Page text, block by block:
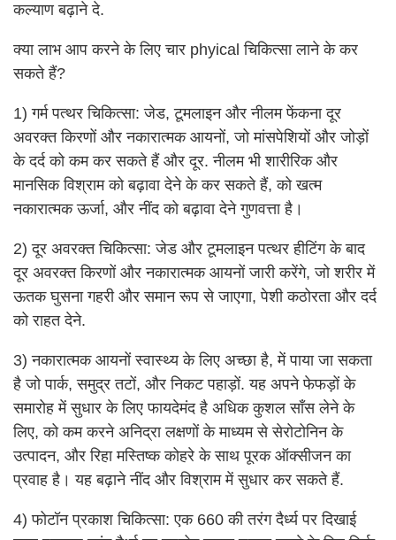
कल्याण बढ़ाने दे.
क्या लाभ आप करने के लिए चार phyical चिकित्सा लाने के कर
सकते हैं?
1) गर्म पत्थर चिकित्सा: जेड, टूमलाइन और नीलम फेंकना दूर
अवरक्त किरणों और नकारात्मक आयनों, जो मांसपेशियों और जोड़ों
के दर्द को कम कर सकते हैं और दूर. नीलम भी शारीरिक और
मानसिक विश्राम को बढ़ावा देने के कर सकते हैं, को खत्म
नकारात्मक ऊर्जा, और नींद को बढ़ावा देने गुणवत्ता है।
2) दूर अवरक्त चिकित्सा: जेड और टूमलाइन पत्थर हीटिंग के बाद
दूर अवरक्त किरणों और नकारात्मक आयनों जारी करेंगे, जो शरीर में
ऊतक घुसना गहरी और समान रूप से जाएगा, पेशी कठोरता और दर्द
को राहत देने.
3) नकारात्मक आयनों स्वास्थ्य के लिए अच्छा है, में पाया जा सकता
है जो पार्क, समुद्र तटों, और निकट पहाड़ों. यह अपने फेफड़ों के
समारोह में सुधार के लिए फायदेमंद है अधिक कुशल साँस लेने के
लिए, को कम करने अनिद्रा लक्षणों के माध्यम से सेरोटोनिन के
उत्पादन, और रिहा मस्तिष्क कोहरे के साथ पूरक ऑक्सीजन का
प्रवाह है। यह बढ़ाने नींद और विश्राम में सुधार कर सकते हैं.
4) फोटॉन प्रकाश चिकित्सा: एक 660 की तरंग दैर्ध्य पर दिखाई